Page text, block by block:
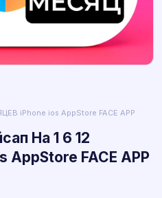
iPhone ios AppStore FACE APP
На 1 6 12
FACE APP